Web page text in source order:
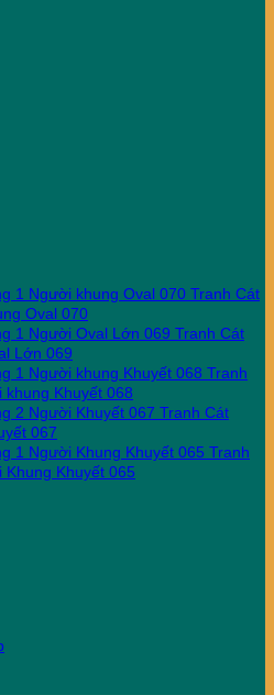
Tranh Cát
Oval 070
Tranh Cát
Lớn 069
Tranh
Khuyết 068
Tranh Cát
067
Tranh
Khuyết 065